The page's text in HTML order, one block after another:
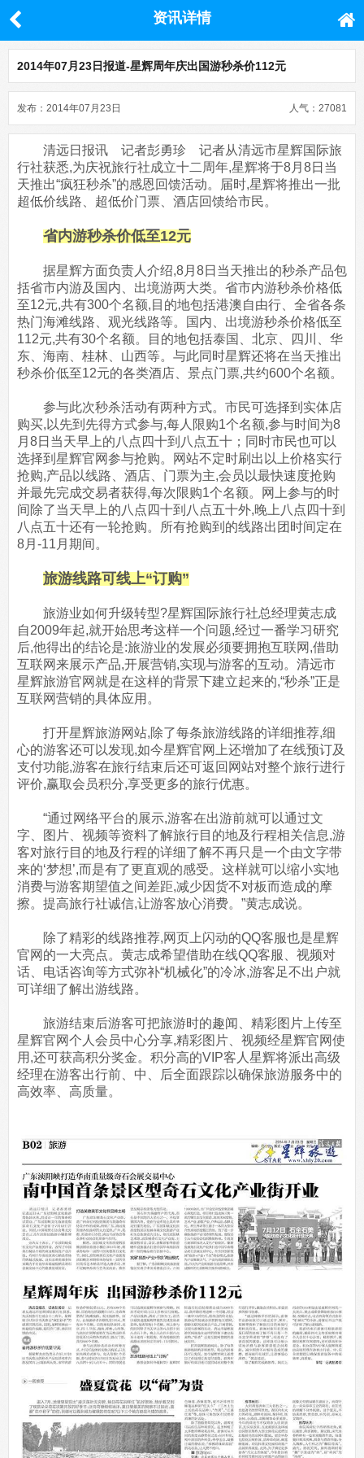
资讯详情
2014年07月23日报道-星辉周年庆出国游秒杀价112元
人气：27081
发布：2014年07月23日
清远日报讯 记者彭勇珍 记者从清远市星辉国际旅
行社获悉,为庆祝旅行社成立十二周年,星辉将于8月8日当
天推出“疯狂秒杀”的感恩回馈活动。届时,星辉将推出一批
超低价线路、超低价门票、酒店回馈给市民。
省内游秒杀价低至12元
据星辉方面负责人介绍,8月8日当天推出的秒杀产品包
括省市内游及国内、出境游两大类。省市内游秒杀价格低
至12元,共有300个名额,目的地包括港澳自由行、全省各条
热门海滩线路、观光线路等。国内、出境游秒杀价格低至
112元,共有30个名额。目的地包括泰国、北京、四川、华
东、海南、桂林、山西等。与此同时星辉还将在当天推出
秒杀价低至12元的各类酒店、景点门票,共约600个名额。
参与此次秒杀活动有两种方式。市民可选择到实体店
购买,以先到先得方式参与,每人限购1个名额,参与时间为8
月8日当天早上的八点四十到八点五十；同时市民也可以
选择到星辉官网参与抢购。网站不定时刷出以上价格实行
抢购,产品以线路、酒店、门票为主,会员以最快速度抢购
并最先完成交易者获得,每次限购1个名额。网上参与的时
间除了当天早上的八点四十到八点五十外,晚上八点四十到
八点五十还有一轮抢购。所有抢购到的线路出团时间定在
8月-11月期间。
旅游线路可线上“订购”
旅游业如何升级转型?星辉国际旅行社总经理黄志成
自2009年起,就开始思考这样一个问题,经过一番学习研究
后,他得出的结论是:旅游业的发展必须要拥抱互联网,借助
互联网来展示产品,开展营销,实现与游客的互动。清远市
星辉旅游官网就是在这样的背景下建立起来的,“秒杀”正是
互联网营销的具体应用。
打开星辉旅游网站,除了每条旅游线路的详细推荐,细
心的游客还可以发现,如今星辉官网上还增加了在线预订及
支付功能,游客在旅行结束后还可返回网站对整个旅行进行
评价,赢取会员积分,享受更多的旅行优惠。
“通过网络平台的展示,游客在出游前就可以通过文
字、图片、视频等资料了解旅行目的地及行程相关信息,游
客对旅行目的地及行程的详细了解不再只是一个由文字带
来的‘梦想’,而是有了更直观的感受。这样就可以缩小实地
消费与游客期望值之间差距,减少因货不对板而造成的摩
擦。提高旅行社诚信,让游客放心消费。”黄志成说。
除了精彩的线路推荐,网页上闪动的QQ客服也是星辉
官网的一大亮点。黄志成希望借助在线QQ客服、视频对
话、电话咨询等方式弥补“机械化”的冷冰,游客足不出户就
可详细了解出游线路。
旅游结束后游客可把旅游时的趣闻、精彩图片上传至
星辉官网个人会员中心分享,精彩图片、视频经星辉官网使
用,还可获高积分奖金。积分高的VIP客人星辉将派出高级
经理在游客出行前、中、后全面跟踪以确保旅游服务中的
高效率、高质量。